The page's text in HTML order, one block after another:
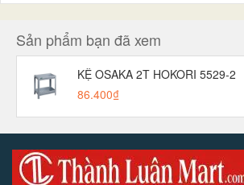
Sản phẩm bạn đã xem
KỆ OSAKA 2T HOKORI 5529-2
86.400₫